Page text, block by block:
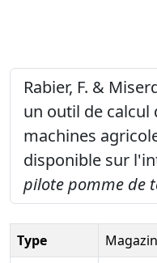
Rabier, F. &
un outil de
machines
disponible sur
pilote pomme de
Type